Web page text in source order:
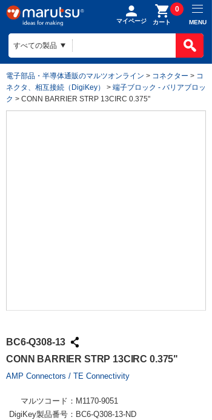
マイページ カート
0
MENU
電子部品・半導体通販のマルツオンライン > コネクター > コ
ネクタ、相互接続（DigiKey）
> 端子ブロック - バリアブロッ
ク > CONN BARRIER STRP 13CIRC 0.375"
BC6-Q308-13
CONN BARRIER STRP 13CIRC 0.375"
AMP Connectors / TE Connectivity
マルツコード： M1170-9051
DigiKey製品番号： BC6-Q308-13-ND